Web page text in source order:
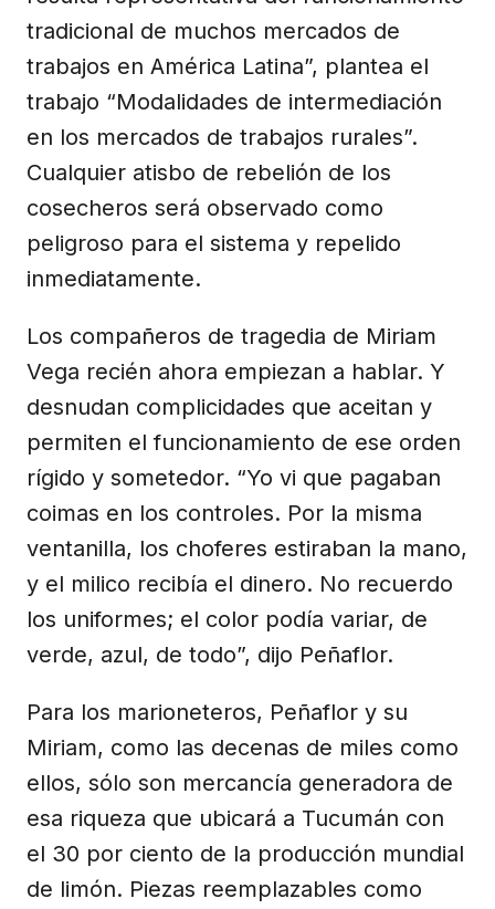
tradicional de muchos mercados de
trabajos en América Latina”, plantea el
trabajo “Modalidades de intermediación
en los mercados de trabajos rurales”.
Cualquier atisbo de rebelión de los
cosecheros será observado como
peligroso para el sistema y repelido
inmediatamente.
Los compañeros de tragedia de Miriam
Vega recién ahora empiezan a hablar. Y
desnudan complicidades que aceitan y
permiten el funcionamiento de ese orden
rígido y sometedor. “Yo vi que pagaban
coimas en los controles. Por la misma
ventanilla, los choferes estiraban la mano,
y el milico recibía el dinero. No recuerdo
los uniformes; el color podía variar, de
verde, azul, de todo”, dijo Peñaflor.
Para los marioneteros, Peñaflor y su
Miriam, como las decenas de miles como
ellos, sólo son mercancía generadora de
esa riqueza que ubicará a Tucumán con
el 30 por ciento de la producción mundial
de limón. Piezas reemplazables como